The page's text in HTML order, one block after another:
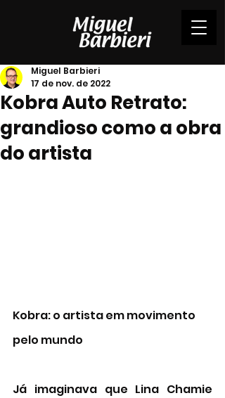
Kobra Auto Retrato:
grandioso como a obra
do artista
Miguel Barbieri
17 de nov. de 2022
Kobra: o artista em movimento
pelo mundo
Já imaginava que Lina Chamie